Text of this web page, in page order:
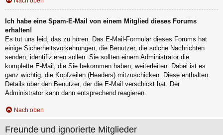
Ich habe eine Spam-E-Mail von einem Mitglied dieses Forums
erhalten!
Es tut uns leid, das zu hören. Das E-Mail-Formular dieses Forums hat
einige Sicherheitsvorkehrungen, die Benutzer, die solche Nachrichten
senden, identifizieren sollen. Sie sollten einem Administrator die
komplette E-Mail, die Sie bekommen haben, weiterleiten. Dabei ist es
ganz wichtig, die Kopfzeilen (Headers) mitzuschicken. Diese enthalten
Details über den Benutzer, der die E-Mail verschickt hat. Der
Administrator kann dann entsprechend reagieren.
Nach oben
Freunde und ignorierte Mitglieder